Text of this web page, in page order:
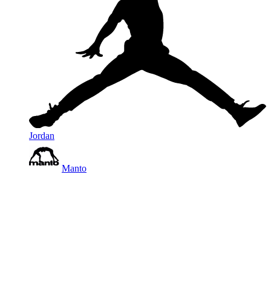
Jordan
Manto